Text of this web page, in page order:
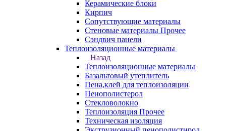
Керамические блоки
Кирпич
Сопутствующие материалы
Стеновые материалы Прочее
Сэндвич панели
Теплоизоляционные материалы
Назад
Теплоизоляционные материалы
Базальтовый утеплитель
Пена,клей для теплоизоляции
Пенополистерол
Стекловолокно
Теплоизоляция Прочее
Техническая изоляция